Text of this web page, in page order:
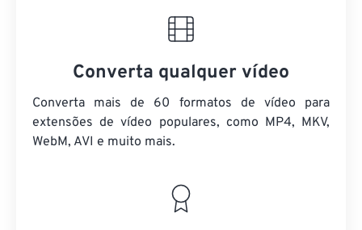
Converta qualquer vídeo
Converta mais de 60 formatos de vídeo para
extensões de vídeo populares, como MP4, MKV,
WebM, AVI e muito mais.